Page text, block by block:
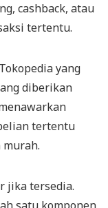
cashback, atau
tertentu.
yang
diberikan
tertentu
jika tersedia.